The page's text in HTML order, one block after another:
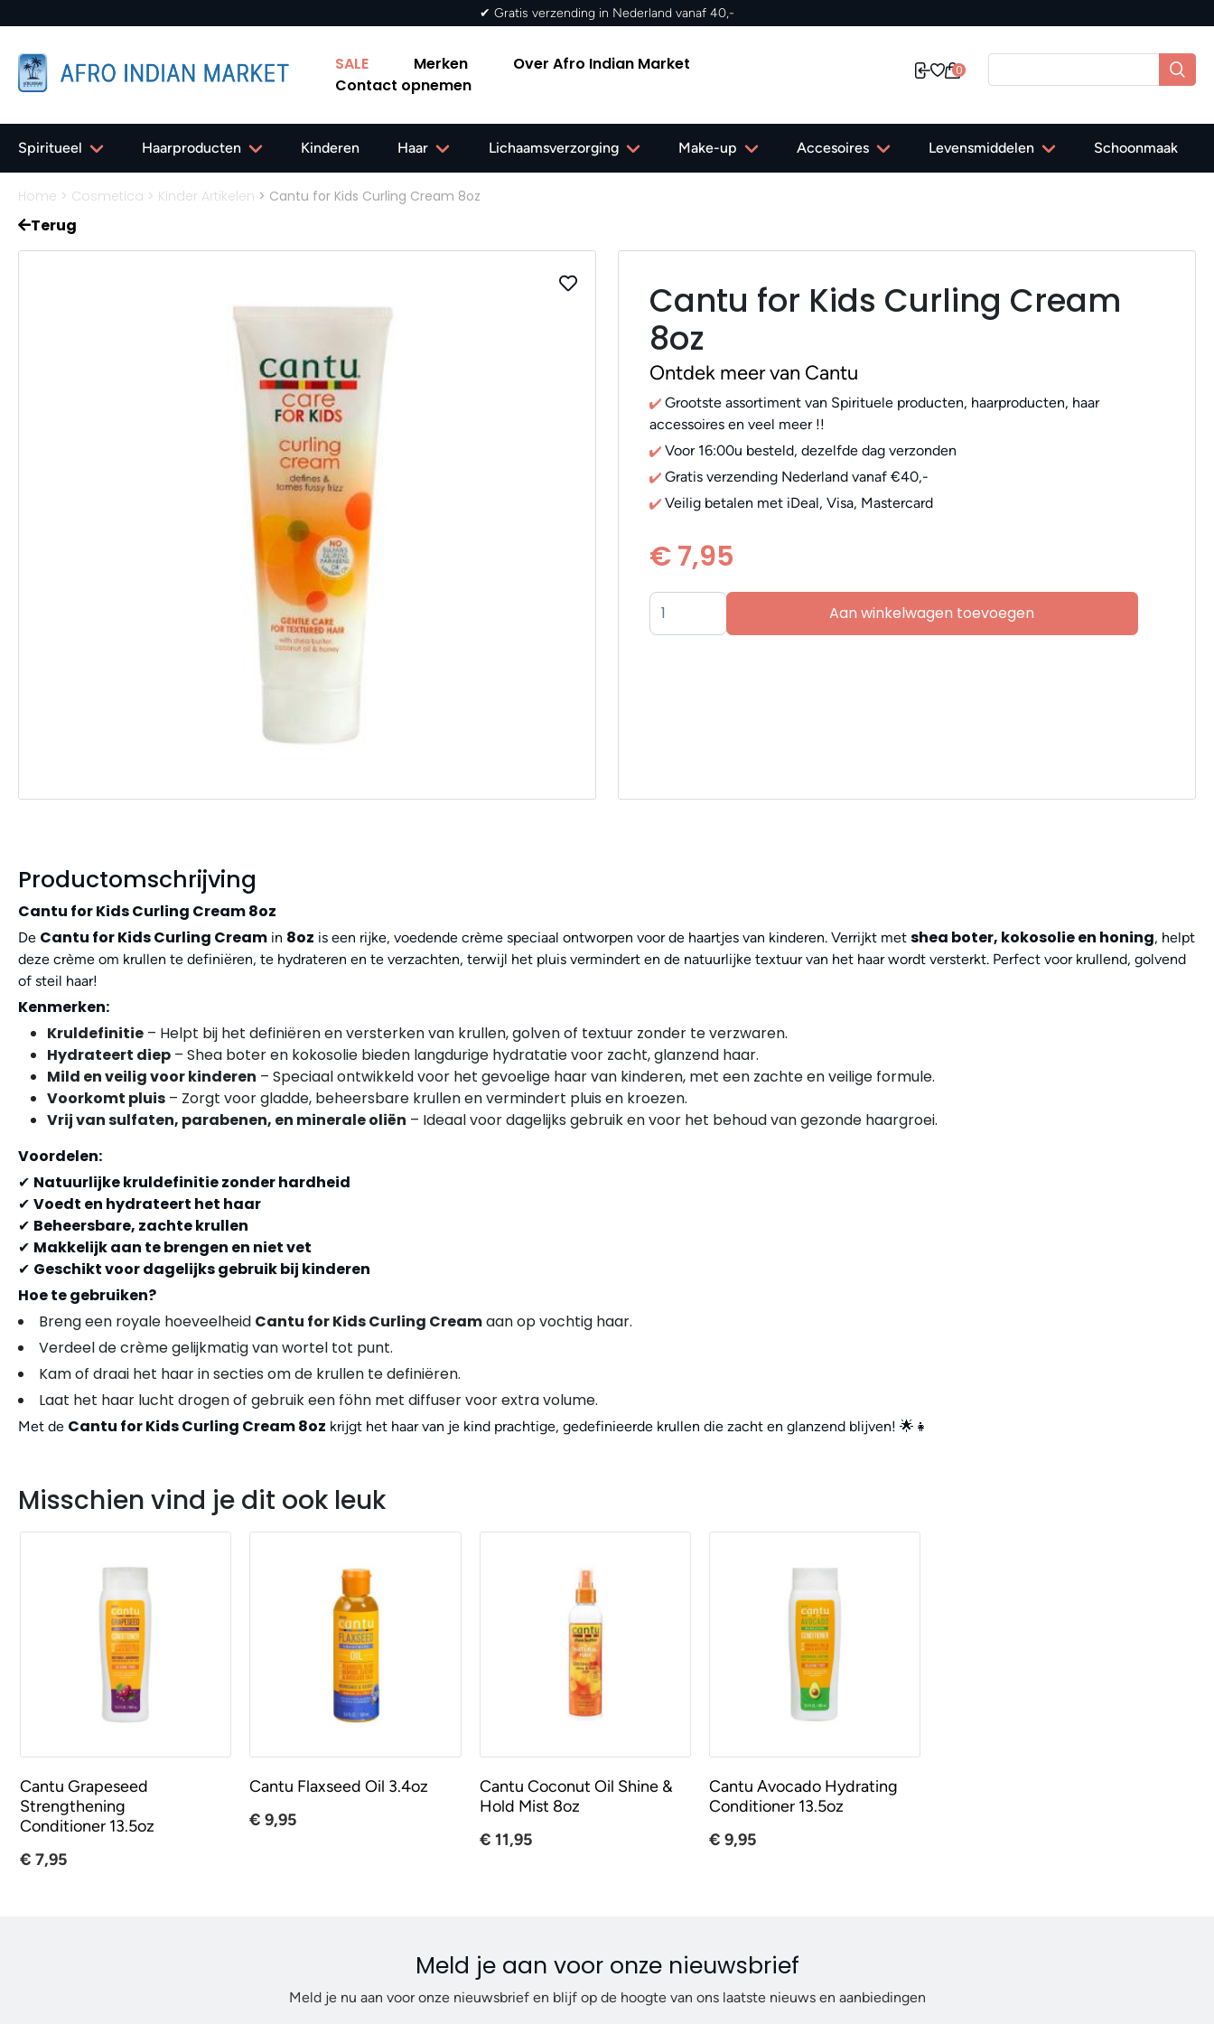
SALE Merken
Over Afro Indian Market
Contact opnemen
0
Spiritueel Haarproducten Kinderen Haar Lichaamsverzorging Make-up Accesoires Levensmiddelen Schoonmaak
Home > Cosmetica > Kinder Artikelen > Cantu for Kids Curling Cream 8oz
Terug
Cantu for Kids Curling Cream
8oz
Ontdek meer van Cantu
Grootste assortiment van Spirituele producten, haarproducten, haar
accessoires en veel meer !!
Voor 16:00u besteld, dezelfde dag verzonden
Gratis verzending Nederland vanaf €40,-
Veilig betalen met iDeal, Visa, Mastercard
€ 7,95
Aan winkelwagen toevoegen
Productomschrijving
Cantu for Kids Curling Cream 8oz
De Cantu for Kids Curling Cream in 8oz is een rijke, voedende crème speciaal ontworpen voor de haartjes van kinderen. Verrijkt met shea boter, kokosolie en honing, helpt
deze crème om krullen te definiëren, te hydrateren en te verzachten, terwijl het pluis vermindert en de natuurlijke textuur van het haar wordt versterkt. Perfect voor krullend, golvend
of steil haar!
Kenmerken:
Kruldefinitie – Helpt bij het definiëren en versterken van krullen, golven of textuur zonder te verzwaren.
Hydrateert diep – Shea boter en kokosolie bieden langdurige hydratatie voor zacht, glanzend haar.
Mild en veilig voor kinderen – Speciaal ontwikkeld voor het gevoelige haar van kinderen, met een zachte en veilige formule.
Voorkomt pluis – Zorgt voor gladde, beheersbare krullen en vermindert pluis en kroezen.
Vrij van sulfaten, parabenen, en minerale oliën – Ideaal voor dagelijks gebruik en voor het behoud van gezonde haargroei.
Voordelen:
✔ Natuurlijke kruldefinitie zonder hardheid
✔ Voedt en hydrateert het haar
✔ Beheersbare, zachte krullen
✔ Makkelijk aan te brengen en niet vet
✔ Geschikt voor dagelijks gebruik bij kinderen
Hoe te gebruiken?
Breng een royale hoeveelheid Cantu for Kids Curling Creamaan op vochtig haar.
Verdeel de crème gelijkmatig van wortel tot punt.
Kam of draai het haar in secties om de krullen te definiëren.
Laat het haar lucht drogen of gebruik een föhn met diffuser voor extra volume.
Met de Cantu for Kids Curling Cream 8oz krijgt het haar van je kind prachtige, gedefinieerde krullen die zacht en glanzend blijven! 🌟👧
Misschien vind je dit ook leuk
Cantu Grapeseed
Strengthening
Conditioner 13.5oz
€ 7,95
Cantu Flaxseed Oil 3.4oz
€ 9,95
Cantu Coconut Oil Shine &
Hold Mist 8oz
€ 11,95
Cantu Avocado Hydrating
Conditioner 13.5oz
€ 9,95
Meld je aan voor onze nieuwsbrief
Meld je nu aan voor onze nieuwsbrief en blijf op de hoogte van ons laatste nieuws en aanbiedingen